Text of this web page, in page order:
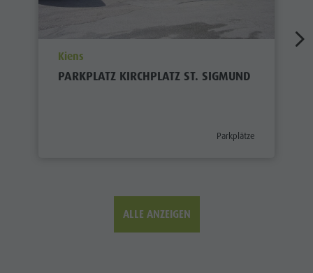
aria.poi_location_prefix
Kiens
PARKPLATZ KIRCHPLATZ ST. SIGMUND
aria.poi_category_prefix
Parkplätze
ALLE ANZEIGEN